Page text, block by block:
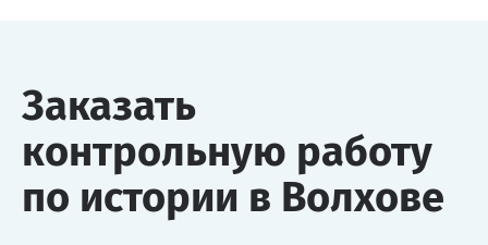
Заказать
контрольную работу
по истории в Волхове